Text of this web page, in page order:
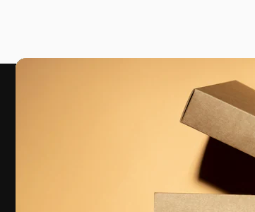
Vídeos
A plataforma criativa para você direcionar
seu melhor trabalho. Mais de 1 milhão de
assinantes entre criativos, empresas,
agências e estúdios.